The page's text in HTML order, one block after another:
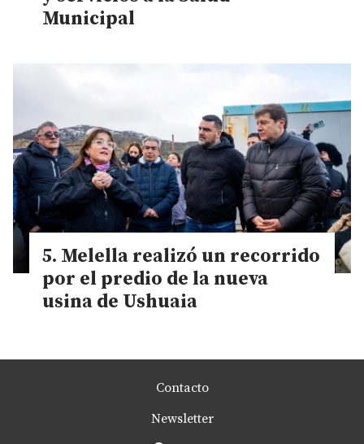
Municipal
Melella realizó un recorrido
por el predio de la nueva
usina de Ushuaia
Contacto
Newsletter